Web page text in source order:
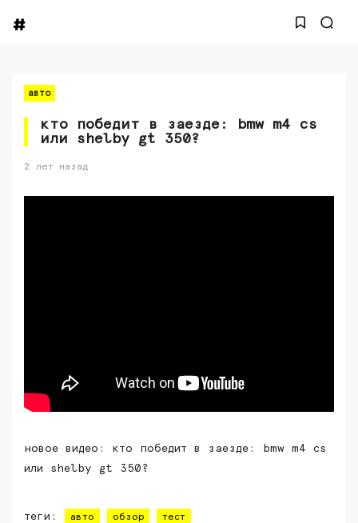
авто
кто победит в заезде: bmw m4 cs
или shelby gt 350?
2 лет назад
новое видео: кто победит в заезде: bmw m4 cs
или shelby gt 350?
теги: авто обзор тест